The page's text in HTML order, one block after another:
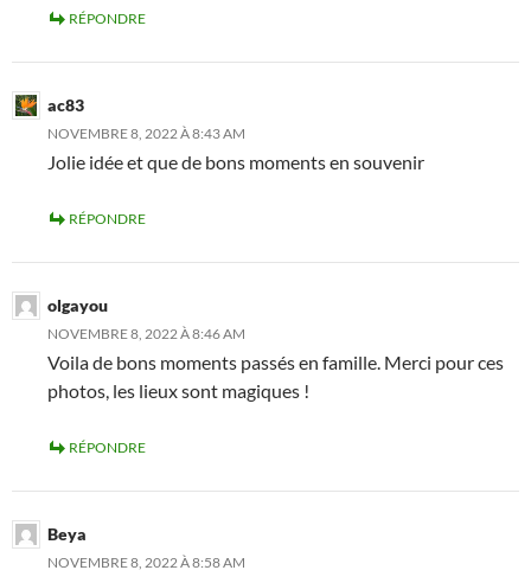
RÉPONDRE
ac83
NOVEMBRE 8, 2022 À 8:43 AM
Jolie idée et que de bons moments en souvenir
RÉPONDRE
olgayou
NOVEMBRE 8, 2022 À 8:46 AM
Voila de bons moments passés en famille. Merci pour ces
photos, les lieux sont magiques !
RÉPONDRE
Beya
NOVEMBRE 8, 2022 À 8:58 AM